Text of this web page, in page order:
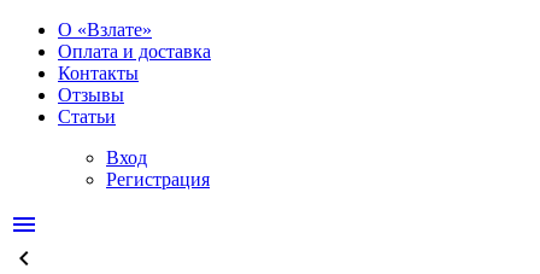
О «Взлате»
Оплата и доставка
Контакты
Отзывы
Статьи
Вход
Регистрация
menu
keyboard_arrow_left